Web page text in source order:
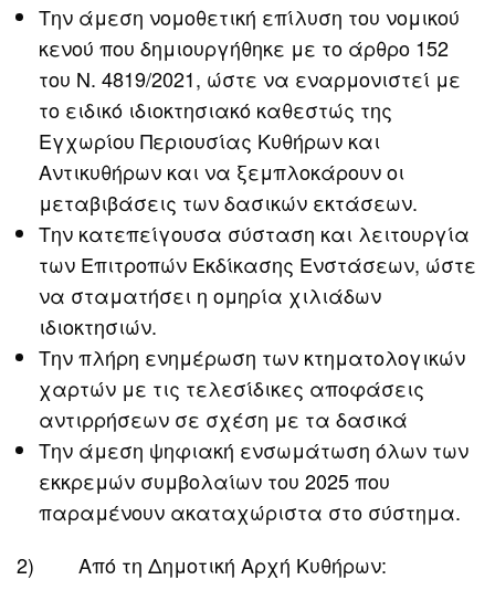
Την άμεση νομοθετική επίλυση του νομικού
κενού που δημιουργήθηκε με το άρθρο 152
του Ν. 4819/2021, ώστε να εναρμονιστεί με
το ειδικό ιδιοκτησιακό καθεστώς της
Εγχωρίου Περιουσίας Κυθήρων και
Αντικυθήρων και να ξεμπλοκάρουν οι
μεταβιβάσεις των δασικών εκτάσεων.
Την κατεπείγουσα σύσταση και λειτουργία
των Επιτροπών Εκδίκασης Ενστάσεων, ώστε
να σταματήσει η ομηρία χιλιάδων
ιδιοκτησιών.
Την πλήρη ενημέρωση των κτηματολογικών
χαρτών με τις τελεσίδικες αποφάσεις
αντιρρήσεων σε σχέση με τα δασικά
Την άμεση ψηφιακή ενσωμάτωση όλων των
εκκρεμών συμβολαίων του 2025 που
παραμένουν ακαταχώριστα στο σύστημα.
2) Από τη Δημοτική Αρχή Κυθήρων: